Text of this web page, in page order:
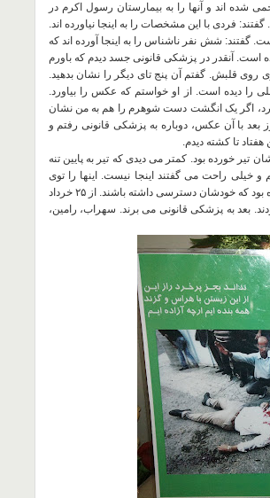
شده اند و آنها را به بیمارستان رسول اکرم در
. گفتند: فردی با این مشخصات را به اینجا نیاورده اند.
.گفتند: شش نفر ناشناس را به اینجا آورده اند که
. آنقدر در پزشکی قانونی جسد دیدم که باورم
روی قلبش. گفتم آن پنج تای دیگر را نشان بدهید.
را دیده است. از او خواستم که عکس را بیاورد.
اگر یک انگشت دست شوهرم را هم به من نشان
بعد با آن عکس، دوباره به پزشکی قانونی رفتم و
تا کشته دیدم.
تیر خورده بود. کمتر می دیدی که تیر به پایین تنه
و خیلی راحت می گفتند اینجا نیست. اینها را توی
بود که خودشان دسترسی داشته باشند.
از ۲۵ خرداد
. بعد به پزشکی قانونی می برند. سهراب، رامین،